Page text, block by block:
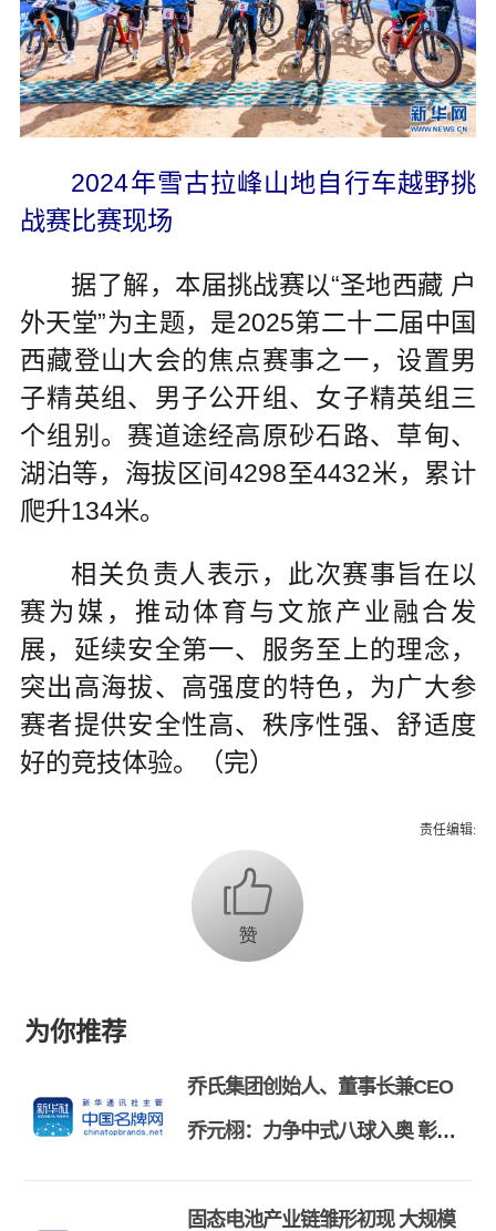
2024年雪古拉峰山地自行车越野挑
战赛比赛现场
据了解，本届挑战赛以“圣地西藏 户
外天堂”为主题，是2025第二十二届中国
西藏登山大会的焦点赛事之一，设置男
子精英组、男子公开组、女子精英组三
个组别。赛道途经高原砂石路、草甸、
湖泊等，海拔区间4298至4432米，累计
爬升134米。
相关负责人表示，此次赛事旨在以
赛为媒，推动体育与文旅产业融合发
展，延续安全第一、服务至上的理念，
突出高海拔、高强度的特色，为广大参
赛者提供安全性高、秩序性强、舒适度
好的竞技体验。（完）
责任编辑:
为你推荐
乔氏集团创始人、董事长兼CEO
乔元栩：力争中式八球入奥 彰显
和合共生精神
固态电池产业链雏形初现 大规模